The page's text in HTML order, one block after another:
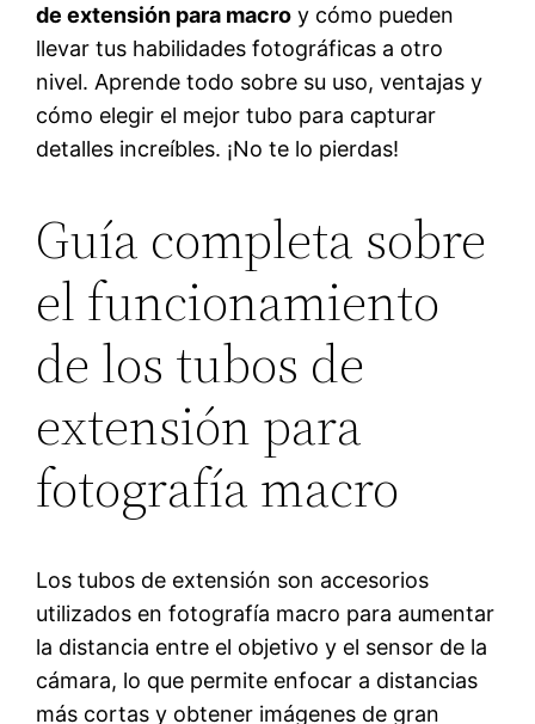
de extensión para macro y cómo pueden
llevar tus habilidades fotográficas a otro
nivel. Aprende todo sobre su uso, ventajas y
cómo elegir el mejor tubo para capturar
detalles increíbles. ¡No te lo pierdas!
Guía completa sobre
el funcionamiento
de los tubos de
extensión para
fotografía macro
Los tubos de extensión son accesorios
utilizados en fotografía macro para aumentar
la distancia entre el objetivo y el sensor de la
cámara, lo que permite enfocar a distancias
más cortas y obtener imágenes de gran